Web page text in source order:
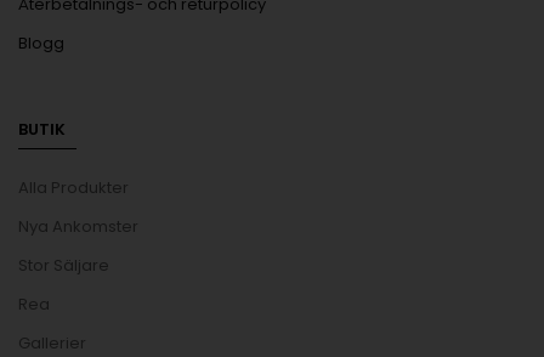
Återbetalnings- och returpolicy
Blogg
BUTIK
Alla Produkter
Nya Ankomster
Stor Säljare
Rea
Gallerier